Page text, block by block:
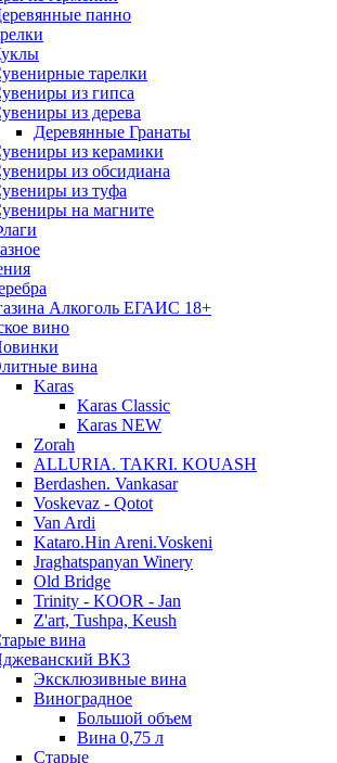
панно
тарелки
из гипса
из дерева
Деревянные Гранаты
из керамики
из обсидиана
из туфа
на магните
Алкоголь ЕГАИС 18+
вино
вина
Karas
Karas Classic
Karas NEW
Zorah
ALLURIA. TAKRI. KOUASH
Berdashen. Vankasar
Voskevaz - Qotot
Van Ardi
Kataro.Hin Areni.Voskeni
Jraghatspanyan Winery
Old Bridge
Trinity - KOOR - Jan
Z'art, Tushpa, Keush
вина
ВК3
Эксклюзивные вина
Виноградное
Большой объем
Вина 0,75 л
Старые